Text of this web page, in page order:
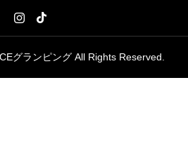
グランピング All Rights Reserved.